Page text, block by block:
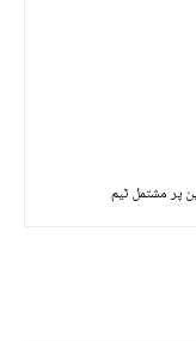
پر مشتمل ٹیم